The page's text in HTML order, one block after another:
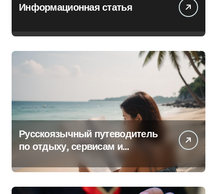
Информационная статья
Русскоязычный путеводитель
по отдыху, сервисам и
Восточной Азии